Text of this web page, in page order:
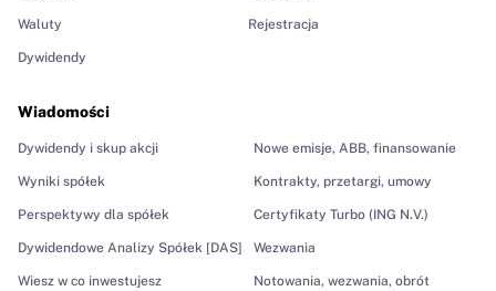
Waluty
Dywidendy
Wiadomości
Dywidendy i skup akcji
Wyniki spółek
Perspektywy dla spółek
Dywidendowe Analizy Spółek [DAS]
Wiesz w co inwestujesz
Nowe emisje, ABB, finansowanie
Kontrakty, przetargi, umowy
Certyfikaty Turbo (ING N.V.)
Wezwania
Notowania, wezwania, obrót
Rejestracja